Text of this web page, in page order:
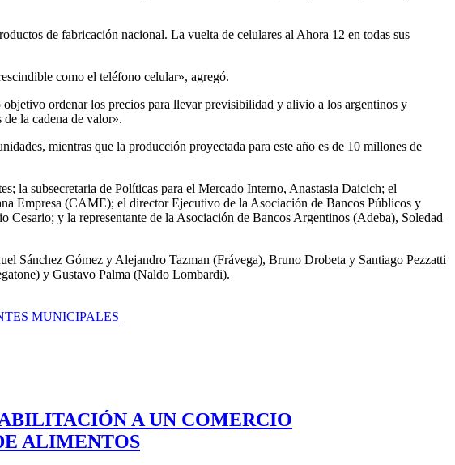
de fabricación nacional. La vuelta de celulares al Ahora 12 en todas sus
como el teléfono celular», agregó.
objetivo ordenar los precios para llevar previsibilidad y alivio a los argentinos y
la cadena de valor».
mientras que la producción proyectada para este año es de 10 millones de
la subsecretaria de Políticas para el Mercado Interno, Anastasia Daicich; el
Empresa (CAME); el director Ejecutivo de la Asociación de Bancos Públicos y
y la representante de la Asociación de Bancos Argentinos (Adeba), Soledad
Sánchez Gómez y Alejandro Tazman (Frávega), Bruno Drobeta y Santiago Pezzatti
y Gustavo Palma (Naldo Lombardi).
MUNICIPALES
A UN COMERCIO
ALIMENTOS